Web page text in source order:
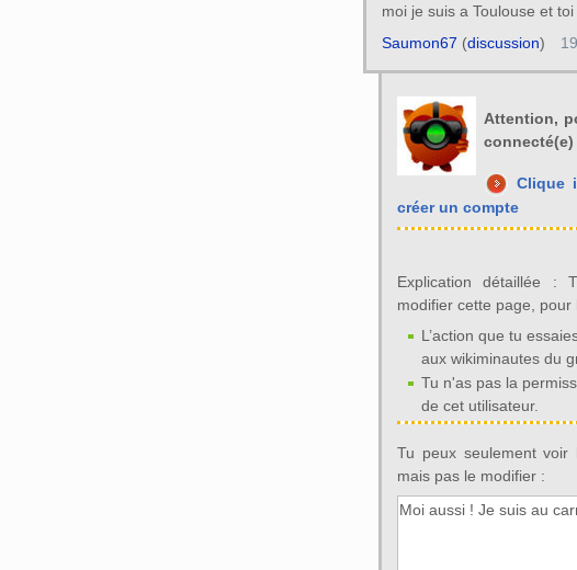
moi je suis a Toulouse et toi
Saumon67 (discussion)
Attention,
connecté(e)
Clique
créer un compte
Explication détaillée :
modifier cette page,
L’action que tu
aux wikiminautes du
Tu n'as pas la
de cet utilisateur.
Tu peux seulement voir
mais pas le modifier :